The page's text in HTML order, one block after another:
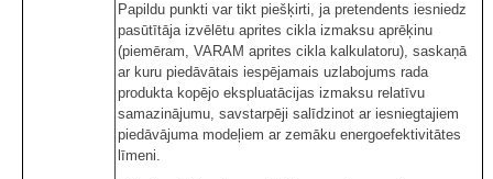
Papildu punkti var tikt piešķirti, ja pretendents iesniedz
pasūtītāja izvēlētu aprites cikla izmaksu aprēķinu
(piemēram, VARAM aprites cikla kalkulatoru), saskaņā
ar kuru piedāvātais iespējamais uzlabojums rada
produkta kopējo ekspluatācijas izmaksu relatīvu
samazinājumu, savstarpēji salīdzinot ar iesniegtajiem
piedāvājuma modeļiem ar zemāku energoefektivitātes
līmeni.